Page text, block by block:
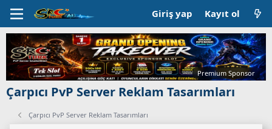
Giriş yap Kayıt ol
Premium Sponsor
Çarpıcı PvP Server Reklam Tasarımları
Çarpıcı PvP Server Reklam Tasarımları